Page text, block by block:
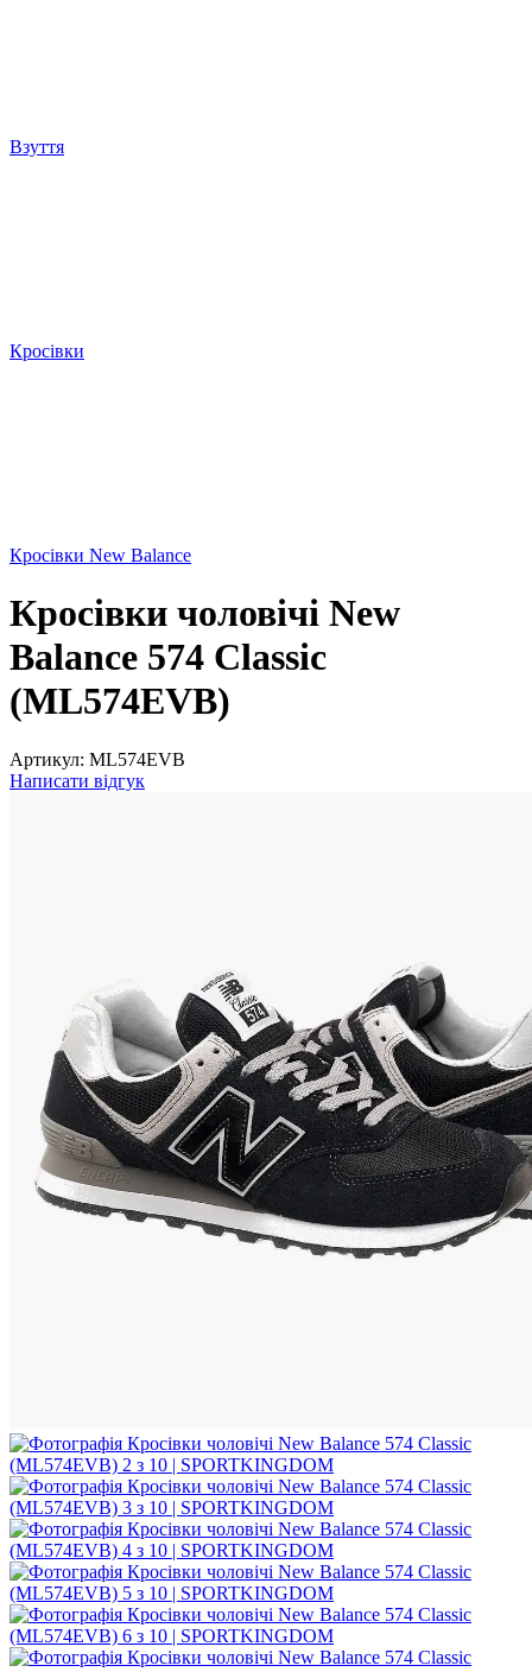
Взуття
Кросівки
Кросівки New Balance
Кросівки чоловічі New
Balance 574 Classic
(ML574EVB)
Артикул: ML574EVB
Написати відгук